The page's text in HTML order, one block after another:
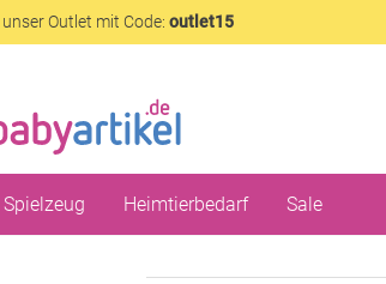
Outlet mit Code: outlet15
Spielzeug Heimtierbedarf Sale